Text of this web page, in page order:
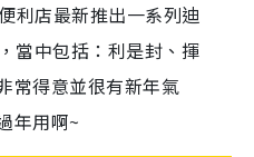
利店最新推出一系列迪
當中包括：利是封、揮
常得意並很有新年氣
年用啊~